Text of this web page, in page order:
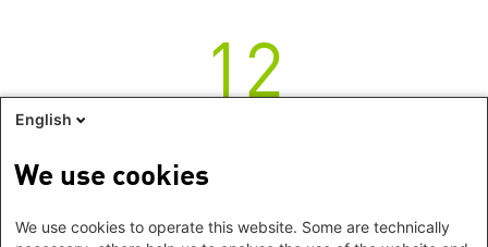
12
Buchvorstellung und Diskussion
English
We use cookies
We use cookies to operate this website. Some are technically